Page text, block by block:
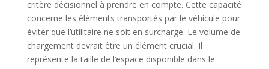
critère décisionnel à prendre en compte. Cette capacité
concerne les éléments transportés par le véhicule pour
éviter que l’utilitaire ne soit en surcharge. Le volume de
chargement devrait être un élément crucial. Il
représente la taille de l’espace disponible dans le